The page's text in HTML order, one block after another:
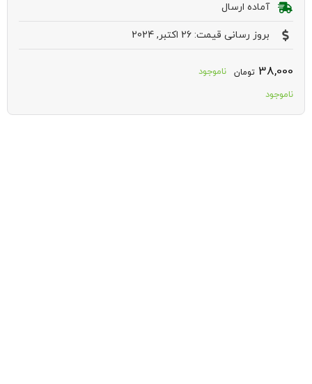
آماده ارسال
بروز رسانی قیمت: 26 اکتبر, 2024
38,000 تومان
ناموجود
ناموجود